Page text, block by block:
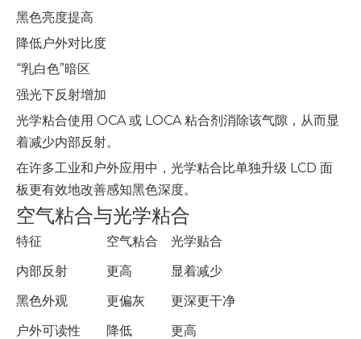
黑色亮度提高
降低户外对比度
“乳白色”暗区
强光下反射增加
光学粘合使用 OCA 或 LOCA 粘合剂消除该气隙，从而显
着减少内部反射。
在许多工业和户外应用中，光学粘合比单独升级 LCD 面
板更有效地改善感知黑色深度。
空气粘合与光学粘合
特征 空气粘合
光学贴合
内部反射
更高
显着减少
黑色外观
更偏灰
更深更干净
户外可读性
降低
更高